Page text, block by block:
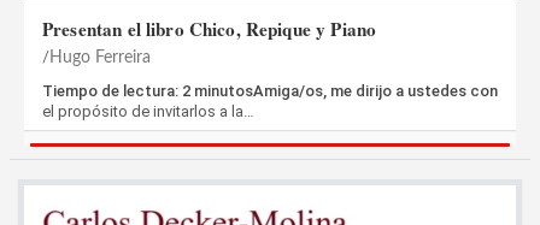
Presentan el libro Chico, Repique y Piano
Hugo Ferreira
Tiempo de lectura: 2 minutosAmiga/os, me dirijo a ustedes con
el propósito de invitarlos a la…